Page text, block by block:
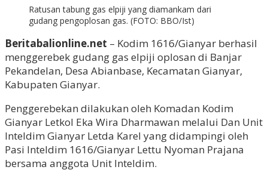
Ratusan tabung gas elpiji yang diamankam dari
gudang pengoplosan gas. (FOTO: BBO/Ist)
Beritabalionline.net – Kodim 1616/Gianyar berhasil
menggerebek gudang gas elpiji oplosan di Banjar
Pekandelan, Desa Abianbase, Kecamatan Gianyar,
Kabupaten Gianyar.
Penggerebekan dilakukan oleh Komadan Kodim
Gianyar Letkol Eka Wira Dharmawan melalui Dan Unit
Inteldim Gianyar Letda Karel yang didampingi oleh
Pasi Inteldim 1616/Gianyar Lettu Nyoman Prajana
bersama anggota Unit Inteldim.